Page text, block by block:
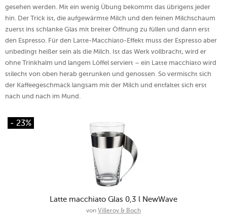
gesehen werden. Mit ein wenig Übung bekommt das übrigens jeder
hin. Der Trick ist, die aufgewärmte Milch und den feinen Milchschaum
zuerst ins schlanke Glas mit breiter Öffnung zu füllen und dann erst
den Espresso. Für den Latte-Macchiato-Effekt muss der Espresso aber
unbedingt heißer sein als die Milch. Ist das Werk vollbracht, wird er
ohne Trinkhalm und langem Löffel serviert – ein Latte macchiato wird
stilecht von oben herab getrunken und genossen. So vermischt sich
der Kaffeegeschmack langsam mit der Milch und entfaltet sich erst
nach und nach im Mund.
- 23%
Latte macchiato Glas 0,3 l NewWave
von Villeroy & Boch